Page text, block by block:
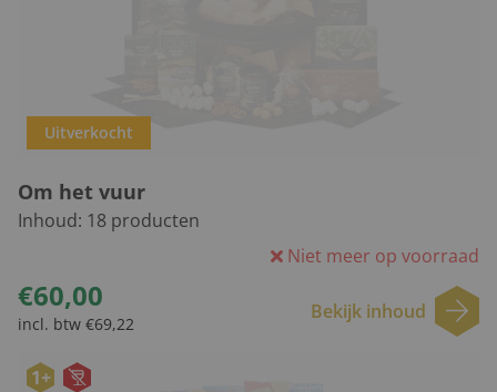
Uitverkocht
Om het vuur
Inhoud: 18 producten
Niet meer op voorraad
€60,00
incl. btw €69,22
Bekijk inhoud
1+